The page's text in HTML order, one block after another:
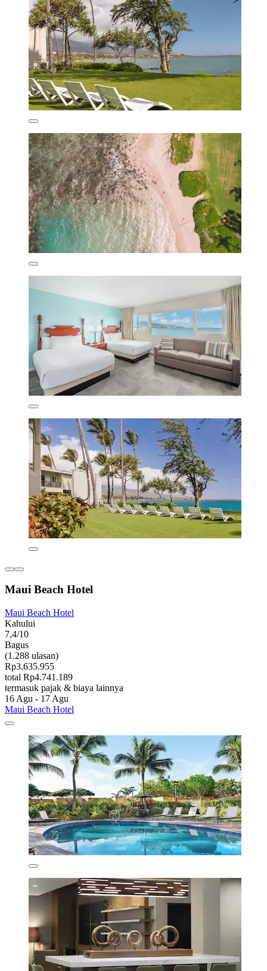
Maui Beach Hotel
Maui Beach Hotel
Kahului
7,4/10
Bagus
(1.288 ulasan)
Rp3.635.955
total Rp4.741.189
termasuk pajak & biaya lainnya
16 Agu - 17 Agu
Maui Beach Hotel